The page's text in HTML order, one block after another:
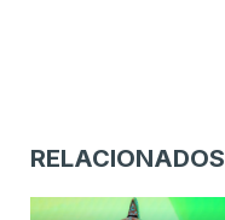
RELACIONADOS